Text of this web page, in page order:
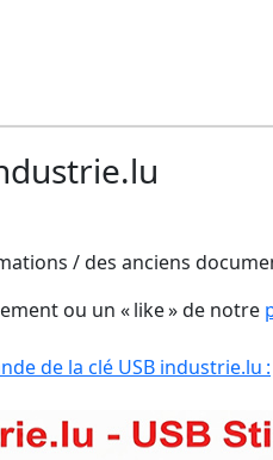
/ des anciens
ou un « like » de notre
de la clé USB industrie.lu :